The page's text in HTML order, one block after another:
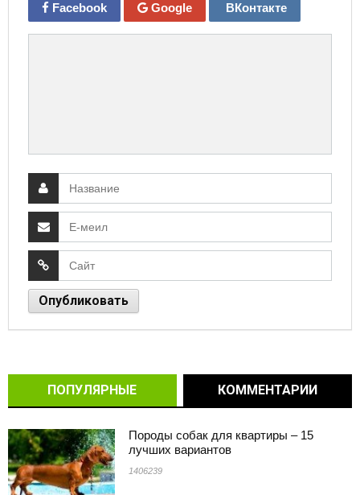
Facebook Google ВКонтакте
ПОПУЛЯРНЫЕ КОММЕНТАРИИ
Породы собак для квартиры – 15
лучших вариантов
1406239